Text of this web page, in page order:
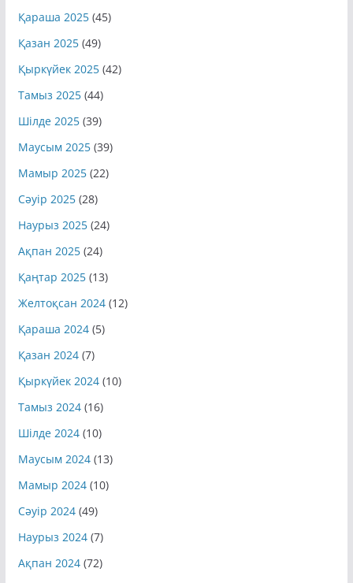
Қараша 2025(45)
Қазан 2025(49)
Қыркүйек 2025(42)
Тамыз 2025(44)
Шілде 2025(39)
Маусым 2025(39)
Мамыр 2025(22)
Сәуір 2025(28)
Наурыз 2025(24)
Ақпан 2025(24)
Қаңтар 2025(13)
Желтоқсан 2024(12)
Қараша 2024(5)
Қазан 2024(7)
Қыркүйек 2024(10)
Тамыз 2024(16)
Шілде 2024(10)
Маусым 2024(13)
Мамыр 2024(10)
Сәуір 2024(49)
Наурыз 2024(7)
Ақпан 2024(72)